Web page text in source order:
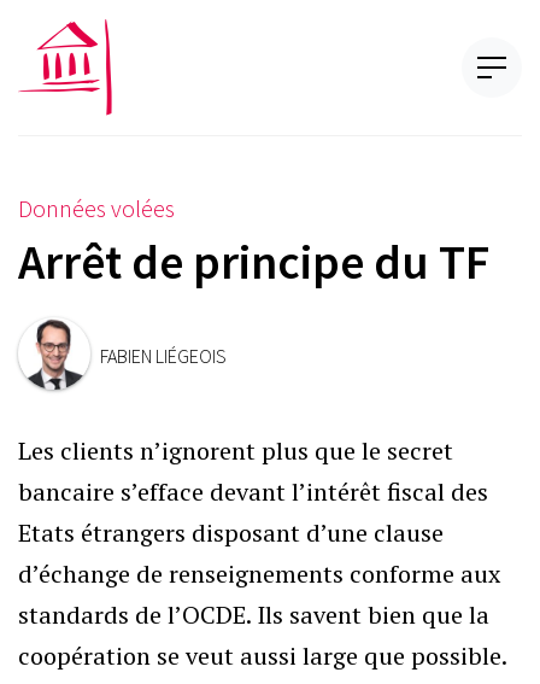
Données volées
Arrêt de principe du TF
FABIEN LIÉGEOIS
Les clients n’ignorent plus que le secret
bancaire s’efface devant l’intérêt fiscal des
Etats étrangers disposant d’une clause
d’échange de renseignements conforme aux
standards de l’OCDE. Ils savent bien que la
coopération se veut aussi large que possible.